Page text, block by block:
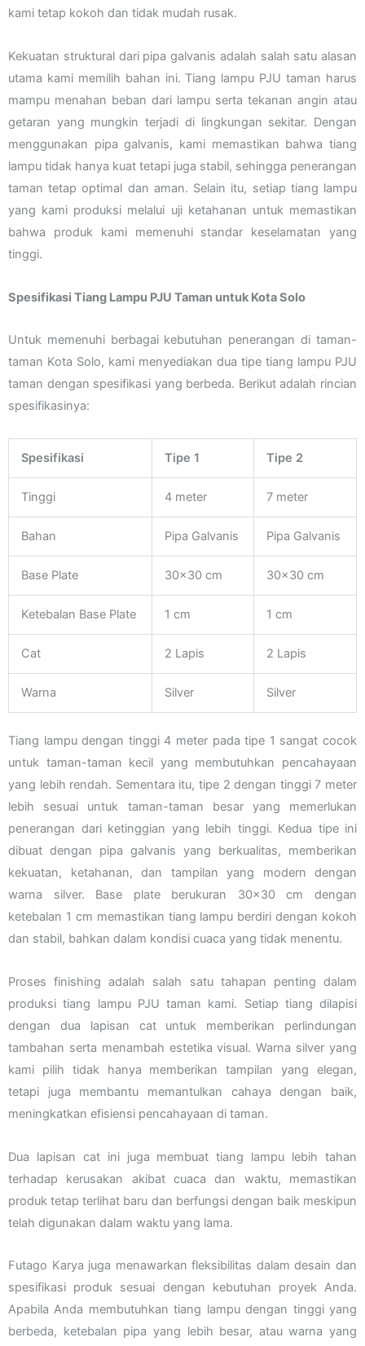
kami tetap kokoh dan tidak mudah rusak.
Kekuatan struktural dari pipa galvanis adalah salah satu alasan
utama kami memilih bahan ini. Tiang lampu PJU taman harus
mampu menahan beban dari lampu serta tekanan angin atau
getaran yang mungkin terjadi di lingkungan sekitar. Dengan
menggunakan pipa galvanis, kami memastikan bahwa tiang
lampu tidak hanya kuat tetapi juga stabil, sehingga penerangan
taman tetap optimal dan aman. Selain itu, setiap tiang lampu
yang kami produksi melalui uji ketahanan untuk memastikan
bahwa produk kami memenuhi standar keselamatan yang
tinggi.
Spesifikasi Tiang Lampu PJU Taman untuk Kota Solo
Untuk memenuhi berbagai kebutuhan penerangan di taman-
taman Kota Solo, kami menyediakan dua tipe tiang lampu PJU
taman dengan spesifikasi yang berbeda. Berikut adalah rincian
spesifikasinya:
Spesifikasi Tipe 1 Tipe 2
Tinggi 4 meter 7 meter
Bahan Pipa Galvanis Pipa Galvanis
Base Plate 30×30 cm 30×30 cm
Ketebalan Base Plate 1 cm 1 cm
Cat 2 Lapis 2 Lapis
Warna Silver Silver
Tiang lampu dengan tinggi 4 meter pada tipe 1 sangat cocok
untuk taman-taman kecil yang membutuhkan pencahayaan
yang lebih rendah. Sementara itu, tipe 2 dengan tinggi 7 meter
lebih sesuai untuk taman-taman besar yang memerlukan
penerangan dari ketinggian yang lebih tinggi. Kedua tipe ini
dibuat dengan pipa galvanis yang berkualitas, memberikan
kekuatan, ketahanan, dan tampilan yang modern dengan
warna silver. Base plate berukuran 30×30 cm dengan
ketebalan 1 cm memastikan tiang lampu berdiri dengan kokoh
dan stabil, bahkan dalam kondisi cuaca yang tidak menentu.
Proses finishing adalah salah satu tahapan penting dalam
produksi tiang lampu PJU taman kami. Setiap tiang dilapisi
dengan dua lapisan cat untuk memberikan perlindungan
tambahan serta menambah estetika visual. Warna silver yang
kami pilih tidak hanya memberikan tampilan yang elegan,
tetapi juga membantu memantulkan cahaya dengan baik,
meningkatkan efisiensi pencahayaan di taman.
Dua lapisan cat ini juga membuat tiang lampu lebih tahan
terhadap kerusakan akibat cuaca dan waktu, memastikan
produk tetap terlihat baru dan berfungsi dengan baik meskipun
telah digunakan dalam waktu yang lama.
Futago Karya juga menawarkan fleksibilitas dalam desain dan
spesifikasi produk sesuai dengan kebutuhan proyek Anda.
Apabila Anda membutuhkan tiang lampu dengan tinggi yang
berbeda, ketebalan pipa yang lebih besar, atau warna yang